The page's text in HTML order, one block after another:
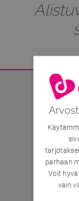
parhaan
Voit
vain